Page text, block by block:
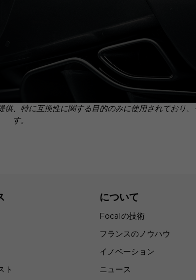
、特に互換性に関する目的のみに使用されており
す。
ト
について
Focalの技術
フランスのノウハウ
イノベーション
ニュース